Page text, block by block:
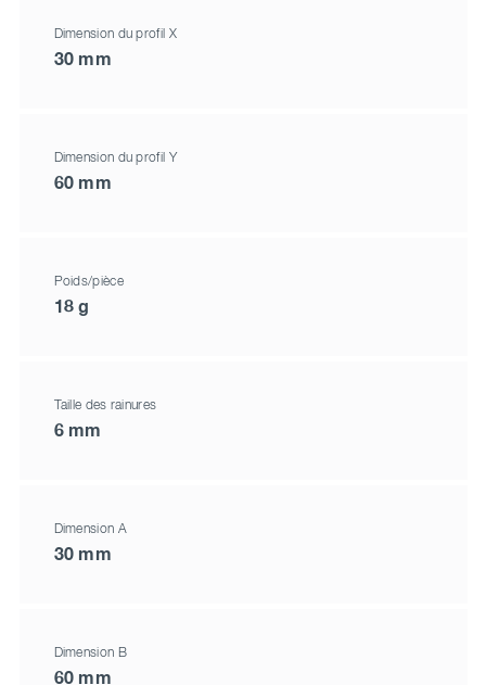
Dimension du profil X
30 mm
Dimension du profil Y
60 mm
Poids/pièce
18 g
Taille des rainures
6 mm
Dimension A
30 mm
Dimension B
60 mm